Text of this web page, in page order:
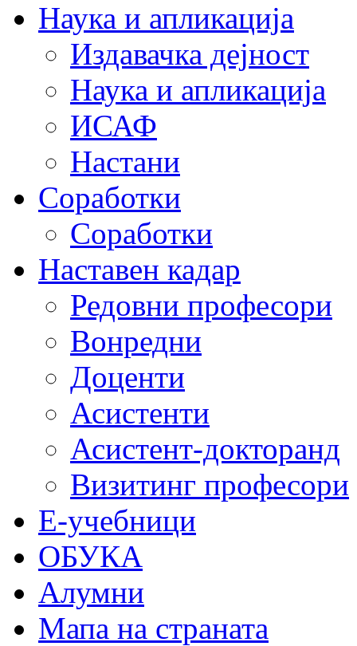
Наука и апликација
Издавачка дејност
Наука и апликација
ИСАФ
Настани
Соработки
Соработки
Наставен кадар
Редовни професори
Вонредни
Доценти
Асистенти
Асистент-докторанд
Визитинг професори
Е-учебници
ОБУКА
Алумни
Мапа на страната